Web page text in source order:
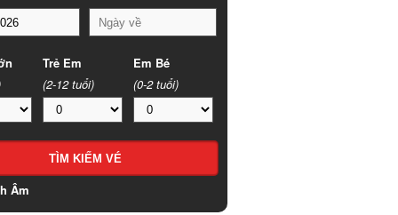
Trẻ Em
(2-12 tuổi)
Em Bé
(0-2 tuổi)
Âm